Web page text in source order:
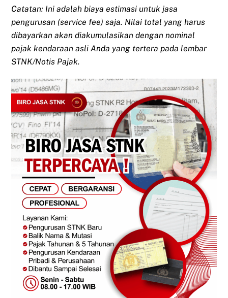
Catatan: Ini adalah biaya estimasi untuk jasa
pengurusan (service fee) saja. Nilai total yang harus
dibayarkan akan diakumulasikan dengan nominal
pajak kendaraan asli Anda yang tertera pada lembar
STNK/Notis Pajak.